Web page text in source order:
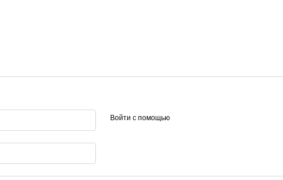
Войти с помощью